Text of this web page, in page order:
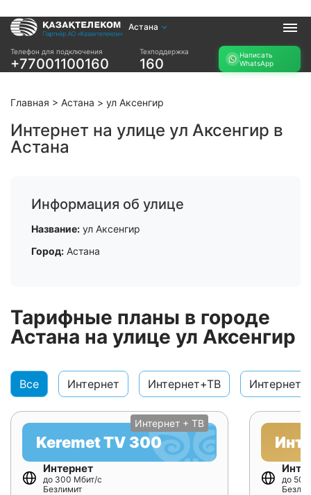
Астана
Телефон для подключения
+77001100160
Техподдержка
160
Написать
WhatsApp
Услуги
Интернет и ТВ в
Интернет и ТВ в
Интернет в офис
Прочее
возможность
названию ЖК
подбор тарифа
Подключиться к
Главная > Астана > ул Аксенгир
Интернет на улице ул Аксенгир в
Астана
Информация об улице
Название: ул Аксенгир
Город: Астана
Тарифные планы в городе
Астана на улице ул Аксенгир
Все Интернет Интернет+ТВ
Интернет + ТВ
Keremet TV 300
Интернет
до 300 Мбит/с
Безлимит
до